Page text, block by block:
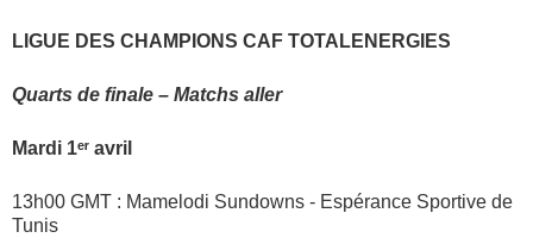
LIGUE DES CHAMPIONS CAF TOTALENERGIES
Quarts de finale – Matchs aller
Mardi 1ᵉʳ avril
13h00 GMT : Mamelodi Sundowns - Espérance Sportive de
Tunis